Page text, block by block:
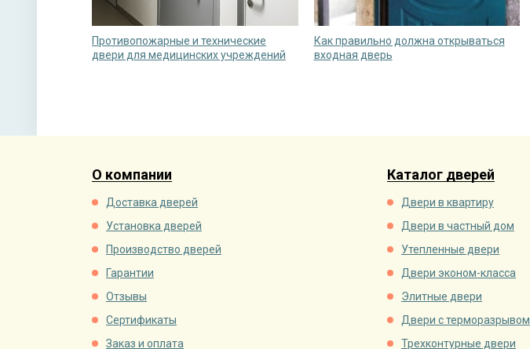
Противопожарные и технические
двери для медицинских учреждений
Как правильно должна открываться
входная дверь
О компании
Доставка дверей
Установка дверей
Производство дверей
Гарантии
Отзывы
Сертификаты
Заказ и оплата
Каталог дверей
Двери в квартиру
Двери в частный дом
Утепленные двери
Двери эконом-класса
Элитные двери
Двери с терморазрывом
Трехконтурные двери